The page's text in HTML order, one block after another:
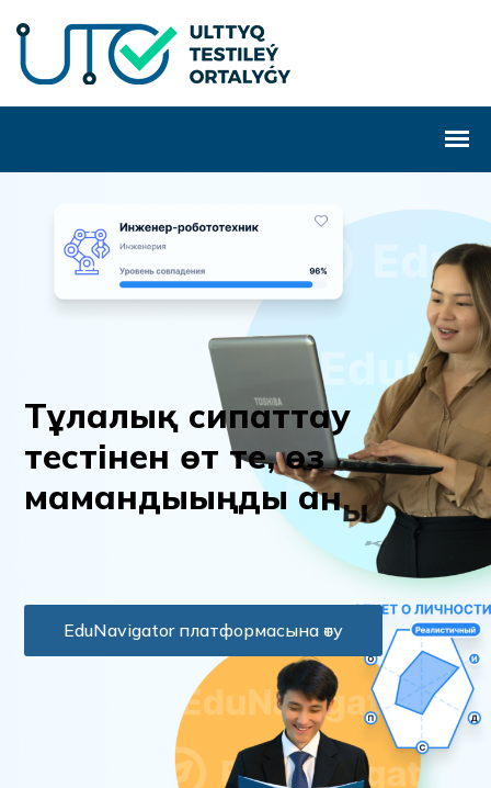
Тұлалық сипаттау
тестінен өт те, өз
мамандыыңды анықта
EduNavigator платформасына өту